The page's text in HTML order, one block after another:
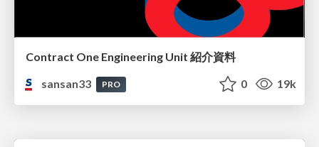
Contract One Engineering Unit 紹介資料
sansan33
PRO 0 19k